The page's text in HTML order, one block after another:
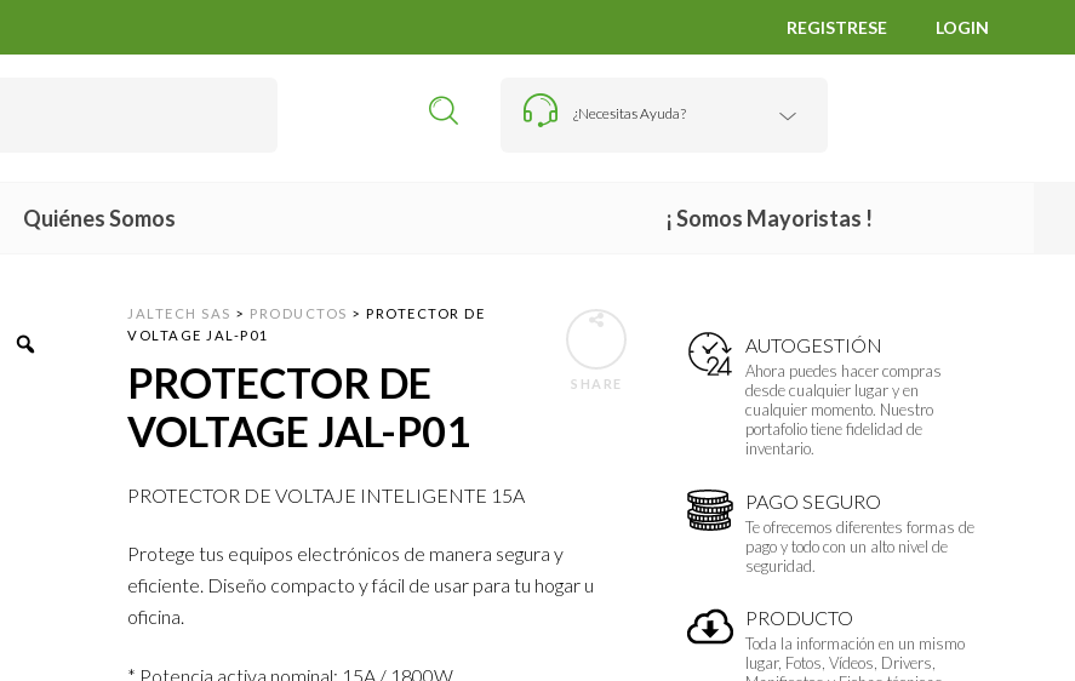
REGISTRESE LOGIN
¿Necesitas Ayuda?
Quiénes Somos ¡ Somos Mayoristas !
AUTOGESTIÓN
Ahora puedes hacer compras
desde cualquier lugar y en
cualquier momento. Nuestro
portafolio tiene fidelidad de
inventario.
PAGO SEGURO
Te ofrecemos diferentes formas de
pago y todo con un alto nivel de
seguridad.
PRODUCTO
Toda la información en un mismo
lugar, Fotos, Vídeos, Drivers,
SHARE
JALTECH SAS > PRODUCTOS >PROTECTOR DE
VOLTAGE JAL-P01
PROTECTOR DE
VOLTAGE JAL-P01
PROTECTOR DE VOLTAJE INTELIGENTE 15A
Protege tus equipos electrónicos de manera segura y
eficiente. Diseño compacto y fácil de usar para tu hogar u
oficina.
* Potencia activa nominal: 15A / 1800W